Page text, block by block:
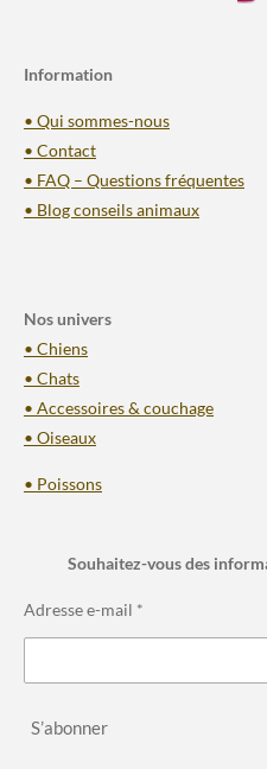
Information
• Qui sommes-nous
• Contact
• FAQ – Questions fréquentes
• Blog conseils animaux
Nos univers
• Chiens
• Chats
• Accessoires & couchage
• Oiseaux
• Poissons
Souhaitez-vous des
Adresse e-mail *
S’abonner